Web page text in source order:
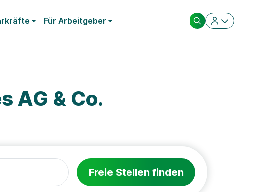
Für Arbeitgeber
AG & Co.
Freie Stellen finden